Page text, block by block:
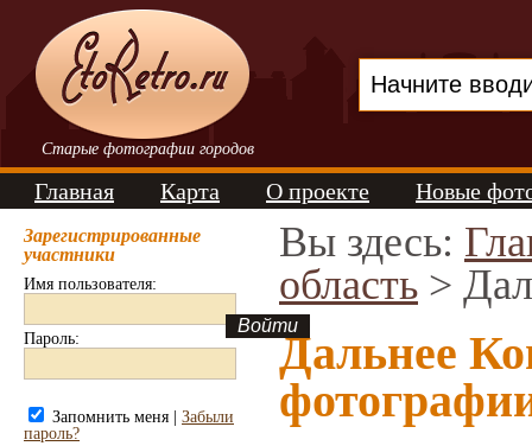
Старые фотографии городов
Главная Карта О проекте Новые
Зарегистрированные
участники
Имя пользователя:
Пароль:
Запомнить меня | Забыли
пароль?
Вы здесь:
область >
Дальнее